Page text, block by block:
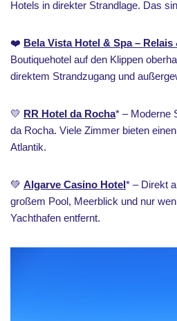
Hotels in direkter Strandlage. Das
❤️ Bela Vista Hotel & Spa – Relais
Boutiquehotel auf den Klippen
direktem Strandzugang und
💛 RR Hotel da Rocha* – Moderne
da Rocha. Viele Zimmer bieten
Atlantik.
💚 Algarve Casino Hotel* – Direkt
großem Pool, Meerblick und nur
Yachthafen entfernt.